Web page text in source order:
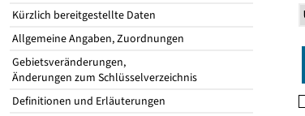
Kürzlich bereitgestellte Daten
Allgemeine Angaben, Zuordnungen
Gebietsveränderungen,
Änderungen zum Schlüsselverzeichnis
Definitionen und Erläuterungen